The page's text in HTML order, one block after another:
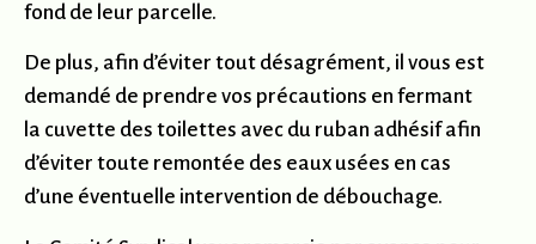
fond de leur parcelle.
De plus, afin d’éviter tout désagrément, il vous est
demandé de prendre vos précautions en fermant
la cuvette des toilettes avec du ruban adhésif afin
d’éviter toute remontée des eaux usées en cas
d’une éventuelle intervention de débouchage.